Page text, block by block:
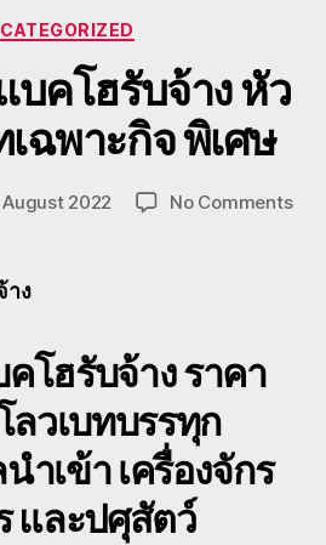
Categories
บคโฮรับจ้าง หัว
เฉพาะกิจ พิเศษ
2022 No Commentson
าง
โฮรับจ้างราคา
ลวเบทบรรทุก
ำเข้า เครื่องจักร
และปศุสัตว์